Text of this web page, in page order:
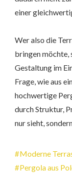
einer
Wer also die
bringen möchte,
Gestaltung im
Frage, wie aus
hochwertige
durch Struktur,
nur sieht,
Moderne
Pergola aus